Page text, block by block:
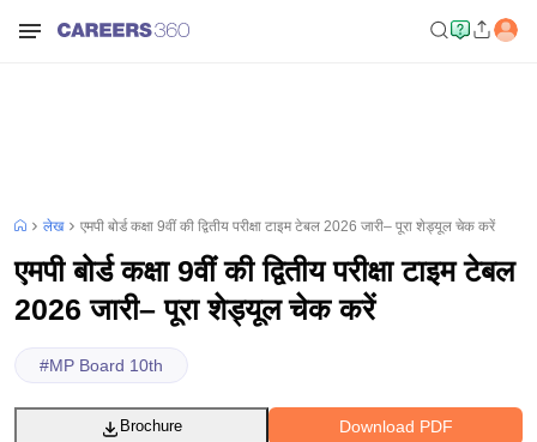
लेख एमपी बोर्ड कक्षा 9वीं की द्वितीय परीक्षा टाइम टेबल 2026 जारी– पूरा शेड्यूल चेक करें
एमपी बोर्ड कक्षा 9वीं की द्वितीय परीक्षा टाइम टेबल
2026 जारी– पूरा शेड्यूल चेक करें
#MP Board 10th
Download PDF
Brochure